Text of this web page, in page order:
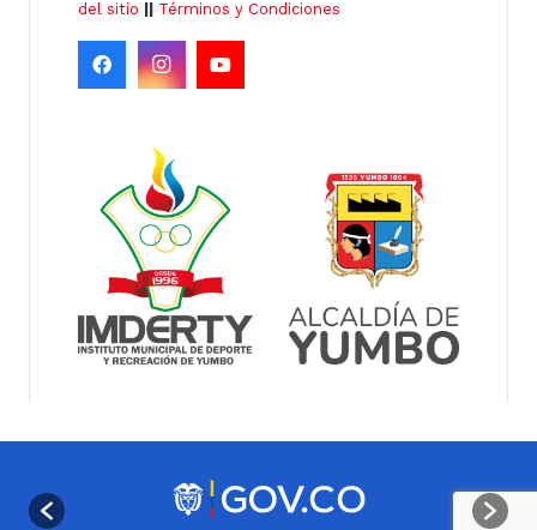
del sitio || Términos y Condiciones